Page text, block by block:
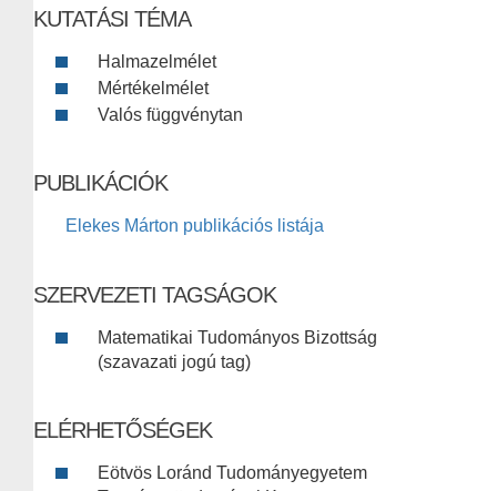
KUTATÁSI TÉMA
Halmazelmélet
Mértékelmélet
Valós függvénytan
PUBLIKÁCIÓK
Elekes Márton publikációs listája
SZERVEZETI TAGSÁGOK
Matematikai Tudományos Bizottság
(szavazati jogú tag)
ELÉRHETŐSÉGEK
Eötvös Loránd Tudományegyetem